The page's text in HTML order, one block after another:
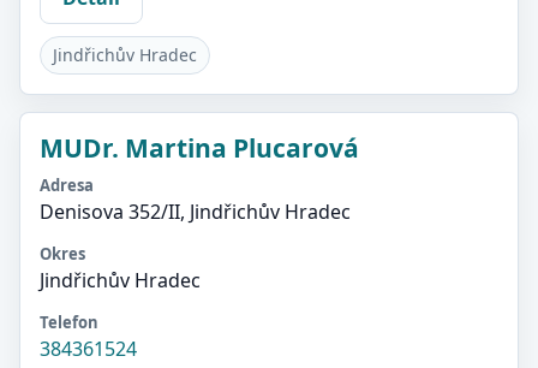
Jindřichův Hradec
MUDr. Martina Plucarová
Adresa
Denisova 352/II, Jindřichův Hradec
Okres
Jindřichův Hradec
Telefon
384361524